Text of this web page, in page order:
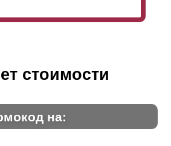
стоимости
на: